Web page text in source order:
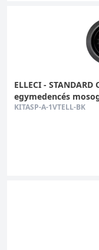
ELLECI -
egymedencés
KITASP-A-1VTELL-BK